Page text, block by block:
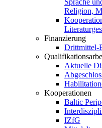
Sprache
Religion,
Finanzierung
Drittmittel-
Aktuelle
Kooperationen
Baltic
IZfG